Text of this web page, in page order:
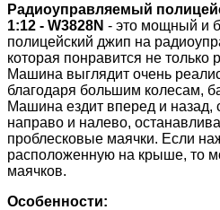
Радиоуправляемый
1:12 - W3828N - это мощный и
полицейский джип на
которая понравится не только
Машина выглядит очень
благодаря большим колесам,
Машина ездит вперед и назад,
направо и налево,
проблесковые маячки. Если
расположенную на крыше, то
маячков.
Особенности: